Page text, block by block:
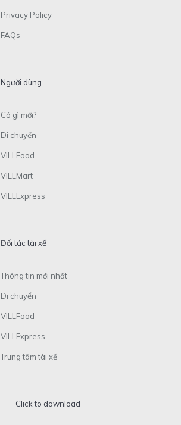
Privacy Policy
FAQs
Người dùng
Có gì mới?
Di chuyển
VILLFood
VILLMart
VILLExpress
Đối tác tài xế
Thông tin mới nhất
Di chuyển
VILLFood
VILLExpress
Trung tâm tài xế
Click to download